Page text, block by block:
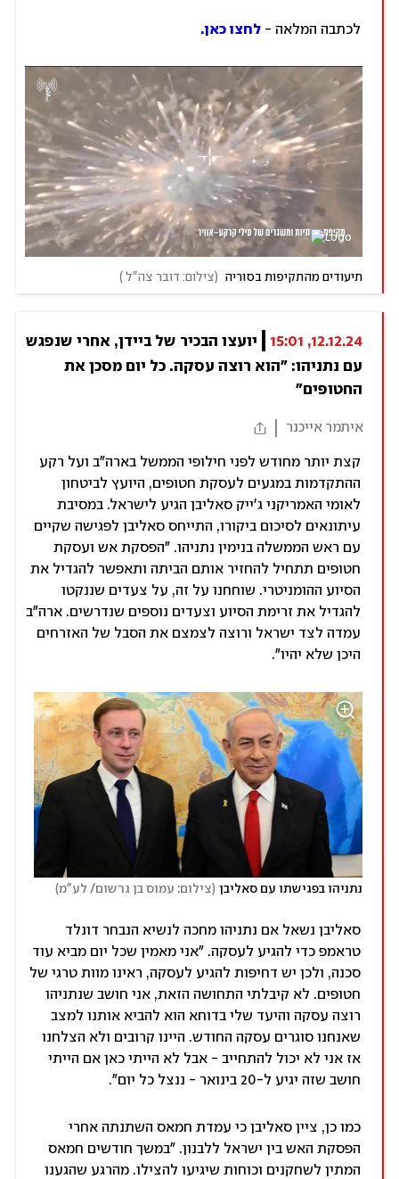
לכתבה המלאה - לחצו כאן.
תיעודים מהתקיפות בסוריה (צילום: דובר צה"ל )
12.12.24, 15:01
עם נתניהו: "הוא רוצה עסקה. כל יום מסכן את
החטופים"
איתמר אייכנר
קצת יותר מחודש לפני חילופי הממשל בארה"ב ועל רקע
ההתקדמות במגעים לעסקת חטופים, היועץ לביטחון
לאומי האמריקני ג'ייק סאליבן הגיע לישראל. במסיבת
עיתונאים לסיכום ביקורו, התייחס סאליבן לפגישה שקיים
עם ראש הממשלה בנימין נתניהו. "הפסקת אש ועסקת
חטופים תתחיל להחזיר אותם הביתה ותאפשר להגדיל את
הסיוע ההומניטרי. שוחחנו על זה, על צעדים שננקטו
להגדיל את זרימת הסיוע וצעדים נוספים שנדרשים. ארה"ב
עמדה לצד ישראל ורוצה לצמצם את הסבל של האזרחים
היכן שלא יהיו".
נתניהו בפגישתו עם סאליבן (צילום: עמוס בן גרשום/ לע"מ)
סאליבן נשאל אם נתניהו מחכה לנשיא הנבחר דונלד
טראמפ כדי להגיע לעסקה. "אני מאמין שכל יום מביא עוד
סכנה, ולכן יש דחיפות להגיע לעסקה, ראינו מוות טרגי של
חטופים. לא קיבלתי התחושה הזאת, אני חושב שנתניהו
רוצה עסקה והיעד שלי בדוחא הוא להביא אותנו למצב
שאנחנו סוגרים עסקה החודש. היינו קרובים ולא הצלחנו
אז אני לא יכול להתחייב - אבל לא הייתי כאן אם הייתי
חושב שזה יגיע ל-20 בינואר - ננצל כל יום".
כמו כן, ציין סאליבן כי עמדת חמאס השתנתה אחרי
הפסקת האש בין ישראל ללבנון. "במשך חודשים חמאס
המתין לשחקנים וכוחות שיגיעו להצילו. מהרגע שהגענו